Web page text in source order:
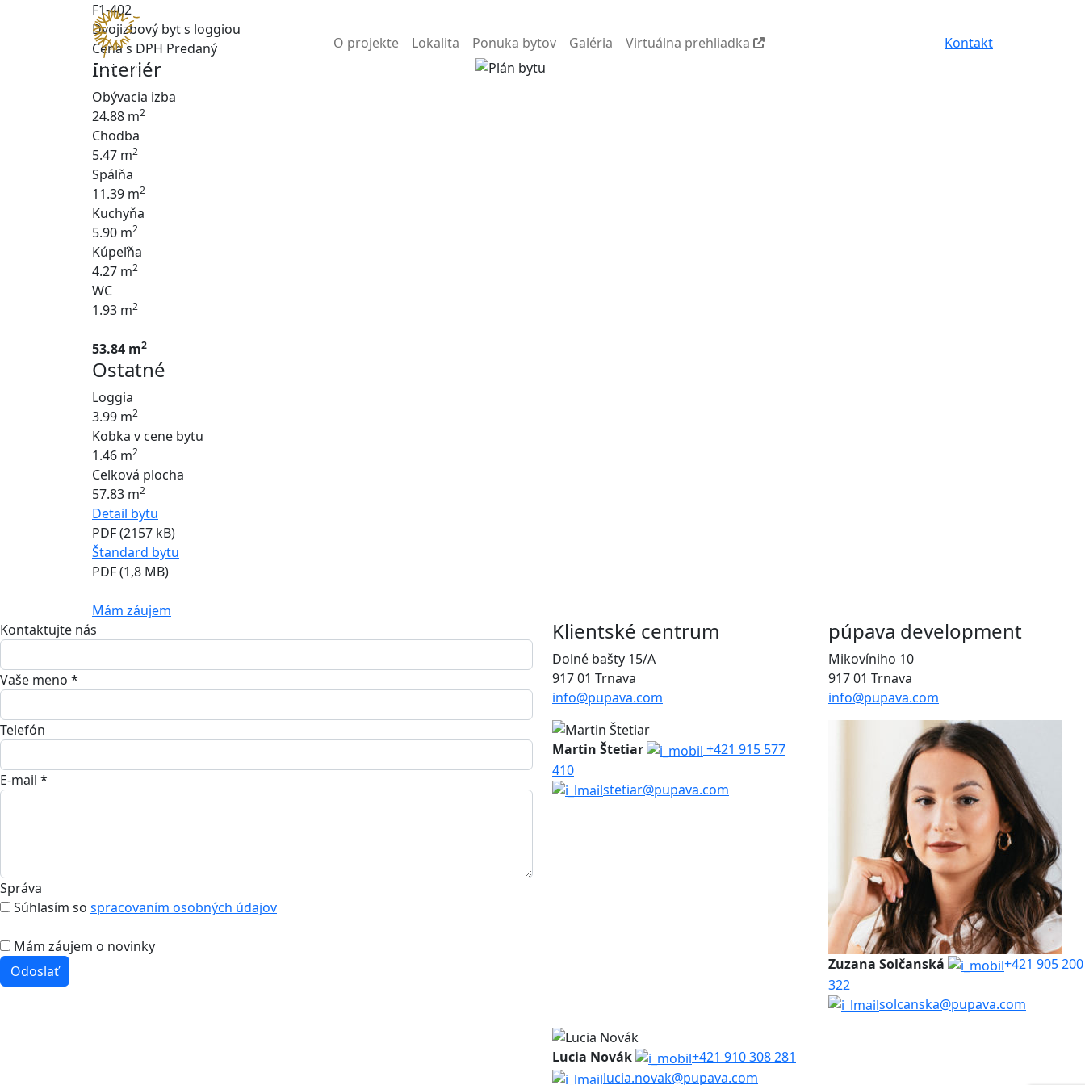
O projekte Lokalita Ponuka bytov Galéria Virtuálna prehliadka Kontakt
F1-402
Dvojizbový byt s loggiou
Cena s DPH Predaný
Interiér
Obývacia izba
24.88 m2
Chodba
5.47 m2
Spálňa
11.39 m2
Kuchyňa
5.90 m2
Kúpeľňa
4.27 m2
WC
1.93 m2
53.84 m2
Ostatné
Loggia
3.99 m2
Kobka v cene bytu
1.46 m2
Celková plocha
57.83 m2
Detail bytu
PDF (2157 kB)
Štandard bytu
PDF (1,8 MB)
Mám záujem
Kontaktujte nás
Vaše meno *
Telefón
E-mail *
Správa
Súhlasím so spracovaním osobných údajov
Mám záujem o novinky
Odoslať
Klientské centrum
Dolné bašty 15/A
917 01 Trnava
info@pupava.com
púpava development
Mikovíniho 10
917 01 Trnava
info@pupava.com
Martin Štetiar
+421 915 577
410
stetiar@pupava.com
Zuzana Solčanská
+421 905 200
322
solcanska@pupava.com
Lucia Novák
+421 910 308 281
lucia.novak@pupava.com